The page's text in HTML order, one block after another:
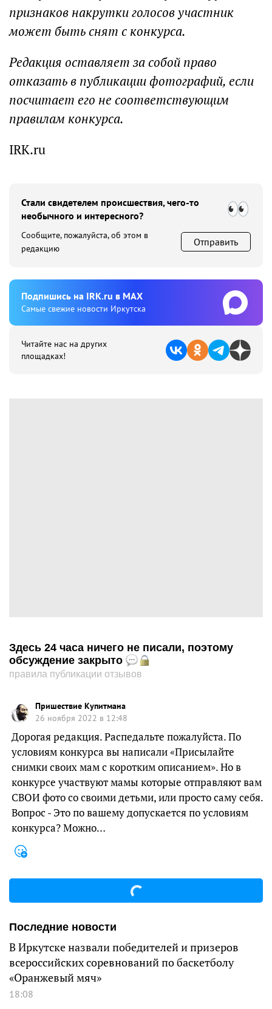
признаков накрутки голосов участник
может быть снят с конкурса.
Редакция оставляет за собой право
отказать в публикации фотографий, если
посчитает его не соответствующим
правилам конкурса.
IRK.ru
Стали свидетелем происшествия, чего-то
необычного и интересного?
Сообщите, пожалуйста, об этом в
редакцию
Отправить
Подпишиcь на IRK.ru в MAX
Cамые свежие новости Иркутска
Читайте нас на других
площадках!
Здесь 24 часа ничего не писали, поэтому
обсуждение закрыто
правила публикации отзывов
Пришествие Купитмана
26 ноября 2022 в 12:48
Дорогая редакция. Распедальте пожалуйста. По
условиям конкурса вы написали «Присылайте
снимки своих мам с коротким описанием». Но в
конкурсе участвуют мамы которые отправляют вам
СВОИ фото со своими детьми, или просто саму себя.
Вопрос - Это по вашему допускается по условиям
конкурса? Можно…
Последние новости
В Иркутске назвали победителей и призеров
всероссийских соревнований по баскетболу
«Оранжевый мяч»
18:08